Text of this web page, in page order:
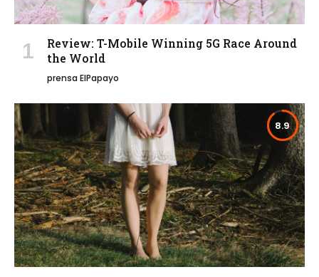
Review: T-Mobile Winning 5G Race Around
the World
prensa ElPapayo
8.9